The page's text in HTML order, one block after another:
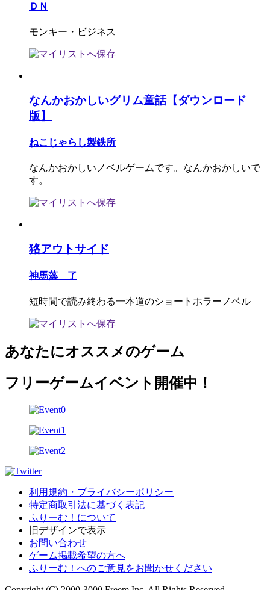
ＤＮ
モンキー・ビジネス
なんかおかしいグリム童話【ダウンロード
版】
ねこじゃらし製鉄所
なんかおかしいノベルゲームです。なんかおかしいで
す。
狢アウトサイド
神馬藻 了
短時間で読み終わる一本道のショートホラーノベル
あなたにオススメのゲーム
フリーゲームイベント開催中！
利用規約・プライバシーポリシー
特定商取引法に基づく表記
ふりーむ！について
旧デザインで表示
お問い合わせ
ゲーム掲載希望の方へ
ふりーむ！へのご意見をお聞かせください